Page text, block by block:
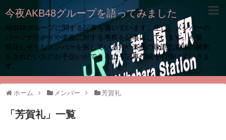
今夜AKB48グループを語ってみました
AKB48グループに関する記事を書いています。主に、メンバーの
パーソナリティや楽曲に対する考察を記事にしています。今後、
開花しそうなメンバーを探している方や楽曲の歌詞の意味の解釈
をされたい方のお手伝いができるよう記事作成を心掛けていきま
す。
ホーム メンバー 芳賀礼
「 芳賀礼」 一覧